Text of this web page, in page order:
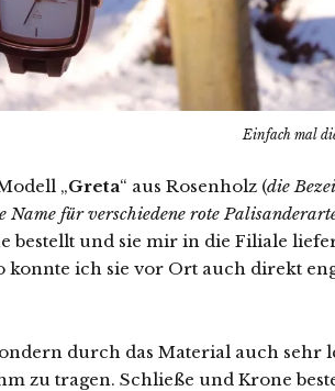
Einfach mal
„Greta“ aus Rosenholz (die
Name für verschiedene rote
bestellt und sie mir in die Filiale
ich sie vor Ort auch direkt
durch das Material auch sehr
zu tragen. Schließe und Krone